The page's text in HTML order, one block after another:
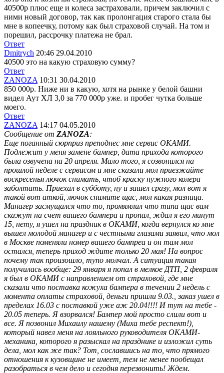
40500р плюс еще и колеса застраховали, причем заключил с
ними новый договор, так как пролонгация старого стала бы
мне в копеечку, потому как был страховой случай. На том и
порешил, рассрочку платежа не брал.
Ответ
Dmitrych 20:46 29.04.2010
40500 это на какую страховую сумму?
Ответ
ZANOZA 10:31 30.04.2010
850 000р. Ниже ни в какую, хотя на рынке у белой башни
видел Аут ХЛ 3,0 за 770 000р уже. и пробег чутка больше
моего.
Ответ
ZANOZA 14:17 04.05.2010
Сообщение от ZANOZA:
Еще поганный сюрприз преподнес мне сервис ОКАМИ.
Подлежит у меня замене бампер, дата прихода которого
была озвучена на 20 апреля. Мало того, я созвонился на
прошлой неделе с сервисом и мне сказали мол приезжайте
воскресенья лючок снимать, чтоб краску нужного колера
заболтать. Приехал в субботу, ну и зашел сразу, мол вот я
такой вот аткой, лючок снимите щас, мол какая разница.
Манагер засмущался что то, промямлил что типа щас вам
скажут на счет вашего бампера и пропал, ждал я его минут
15, нету, я ушел на праздник в ОКАМИ, когда вернулся ко мне
вышел молодой манагер и с честными глазами заявил, что мол
в Москве поменяли номер вашего бампреа и он там мол
остался, теперь приход ждите только 20 мая! На вопрос
почему так произошло, тупо молчал. А ситуация такая
получилась вообще: 29 января я попал в мелкое ДТП, 2 февраля
я был в ОКАМИ с направлением от страховой, где мне
сказали что поставка кожуха бампера в течении 2 недель с
момента оплаты страховой, деньги пришли 9.03., заказ ушел в
пределах 16.03 с поставкой уже аж 20.04!!!! И тут на тебе -
20.05 теперь. Я взорвался! Бампер мой просто слили вот и
все. Я позвонил Михаилу нашему (Миха тебе респект!),
который навел меня на лояльного руководителя ОКАМИ-
механика, которого я разыскал на празднике и изложил суть
дела, мол как же так? Тот, сославшись на то, что прямого
отношения к кузовщине не имеет, тем не менее пообещал
разобраться в чем дело и сегодня перезвонить! Ждем.